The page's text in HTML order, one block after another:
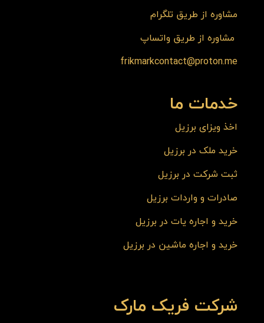
مشاوره از طریق تلگرام
مشاوره از طریق واتساپ
frikmarkcontact@proton.me
خدمات ما
اخذ ویزای برزیل
خرید ملک در برزیل
ثبت شرکت در برزیل
صادرات و واردات برزیل
خرید و اجاره یات در برزیل
خرید و اجاره ماشین در برزیل
شرکت فریک مارک